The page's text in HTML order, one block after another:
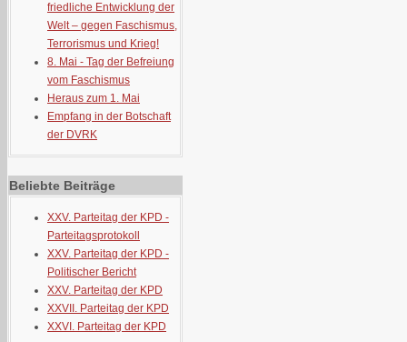
friedliche Entwicklung der
Welt – gegen Faschismus,
Terrorismus und Krieg!
8. Mai - Tag der Befreiung
vom Faschismus
Heraus zum 1. Mai
Empfang in der Botschaft
der DVRK
Beliebte Beiträge
XXV. Parteitag der KPD -
Parteitagsprotokoll
XXV. Parteitag der KPD -
Politischer Bericht
XXV. Parteitag der KPD
XXVII. Parteitag der KPD
XXVI. Parteitag der KPD